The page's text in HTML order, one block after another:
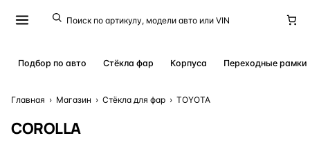
Подбор по авто Стёкла фар Корпуса Переходные рамки
Главная › Магазин › Стёкла для фар › TOYOTA
COROLLA